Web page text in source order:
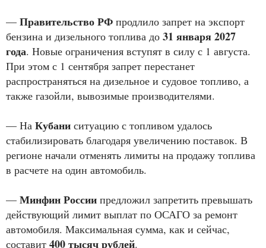
— Правительство РФ продлило запрет на экспорт
бензина и дизельного топлива до 31 января 2027
года. Новые ограничения вступят в силу с 1 августа.
При этом с 1 сентября запрет перестанет
распространяться на дизельное и судовое топливо, а
также газойли, вывозимые производителями.
— На Кубани ситуацию с топливом удалось
стабилизировать благодаря увеличению поставок. В
регионе начали отменять лимиты на продажу топлива
в расчете на один автомобиль.
— Минфин России предложил запретить превышать
действующий лимит выплат по ОСАГО за ремонт
автомобиля. Максимальная сумма, как и сейчас,
составит 400 тысяч рублей.